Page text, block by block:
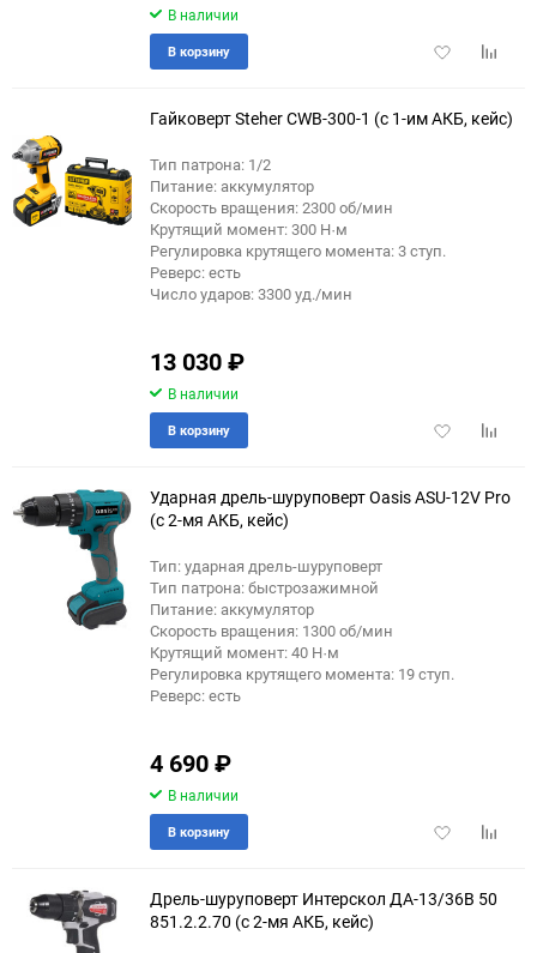
В наличии
Добавить
В корзину
Гайковерт Steher CWB-300-1 (с 1-им АКБ, кейс)
Тип патрона: 1/2
Питание: аккумулятор
Скорость вращения: 2300 об/мин
Крутящий момент: 300 Н·м
Регулировка крутящего момента: 3 ступ.
Реверс: есть
Число ударов: 3300 уд./мин
13 030₽
В наличии
Добавить
В корзину
Ударная дрель-шуруповерт Oasis ASU-12V Pro
(с 2-мя АКБ, кейс)
Тип: ударная дрель-шуруповерт
Тип патрона: быстрозажимной
Питание: аккумулятор
Скорость вращения: 1300 об/мин
Крутящий момент: 40 Н·м
Регулировка крутящего момента: 19 ступ.
Реверс: есть
4 690₽
В наличии
Добавить
В корзину
Дрель-шуруповерт Интерскол ДА-13/36В 50
851.2.2.70 (с 2-мя АКБ, кейс)